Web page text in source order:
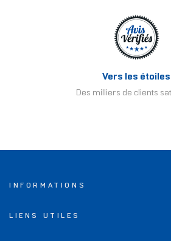
Vers les étoiles
Des milliers de clients
INFORMATIONS
LIENS UTILES